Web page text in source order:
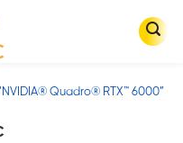
Quadro® RTX™ 6000”